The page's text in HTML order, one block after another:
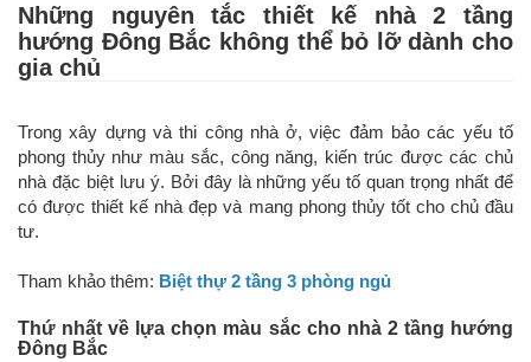
Những nguyên tắc thiết kế nhà 2 tầng
hướng Đông Bắc không thể bỏ lỡ dành cho
gia chủ
Trong xây dựng và thi công nhà ở, việc đảm bảo các yếu tố
phong thủy như màu sắc, công năng, kiến trúc được các chủ
nhà đặc biệt lưu ý. Bởi đây là những yếu tố quan trọng nhất để
có được thiết kế nhà đẹp và mang phong thủy tốt cho chủ đầu
tư.
Tham khảo thêm: Biệt thự 2 tầng 3 phòng ngủ
Thứ nhất về lựa chọn màu sắc cho nhà 2 tầng hướng
Đông Bắc